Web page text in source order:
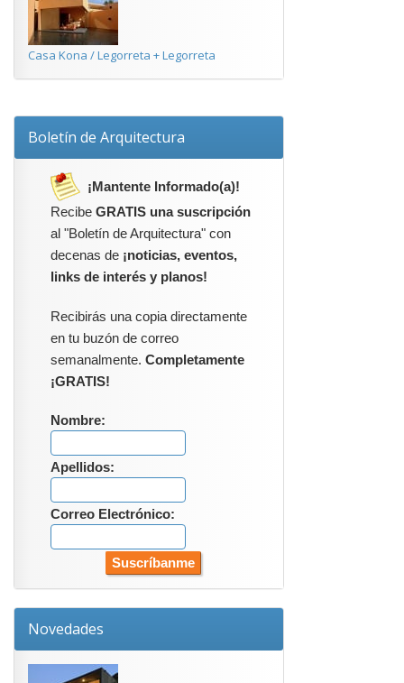
Casa Kona / Legorreta + Legorreta
Boletín de Arquitectura
¡Mantente Informado(a)!
Recibe GRATIS una suscripción
al "Boletín de Arquitectura" con
decenas de ¡noticias, eventos,
links de interés y planos!
Recibirás una copia directamente
en tu buzón de correo
semanalmente. Completamente
¡GRATIS!
Nombre:
Apellidos:
Correo Electrónico:
Novedades